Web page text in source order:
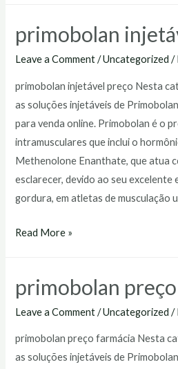
primobolan
Leave a Comment /Uncategorized /
primobolan injetável preço Nesta
as soluções injetáveis de
para venda online. Primobolan é o
intramusculares que inclui o
Methenolone Enanthate, que atua
esclarecer, devido ao seu excelente
gordura, em atletas de musculação
primobolan
Read More »
primobolan
Leave a Comment /Uncategorized /
primobolan preço farmácia Nesta
as soluções injetáveis de